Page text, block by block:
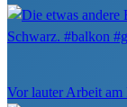
Vor lauter Arbeit